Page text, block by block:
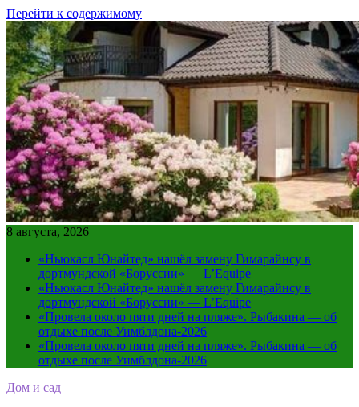
Перейти к содержимому
8 августа, 2026
«Ньюкасл Юнайтед» нашёл замену Гимарайнсу в
дортмундской «Боруссии» — L’Equipe
«Ньюкасл Юнайтед» нашёл замену Гимарайнсу в
дортмундской «Боруссии» — L’Equipe
«Провела около пяти дней на пляже». Рыбакина — об
отдыхе после Уимблдона-2026
«Провела около пяти дней на пляже». Рыбакина — об
отдыхе после Уимблдона-2026
Дом и сад